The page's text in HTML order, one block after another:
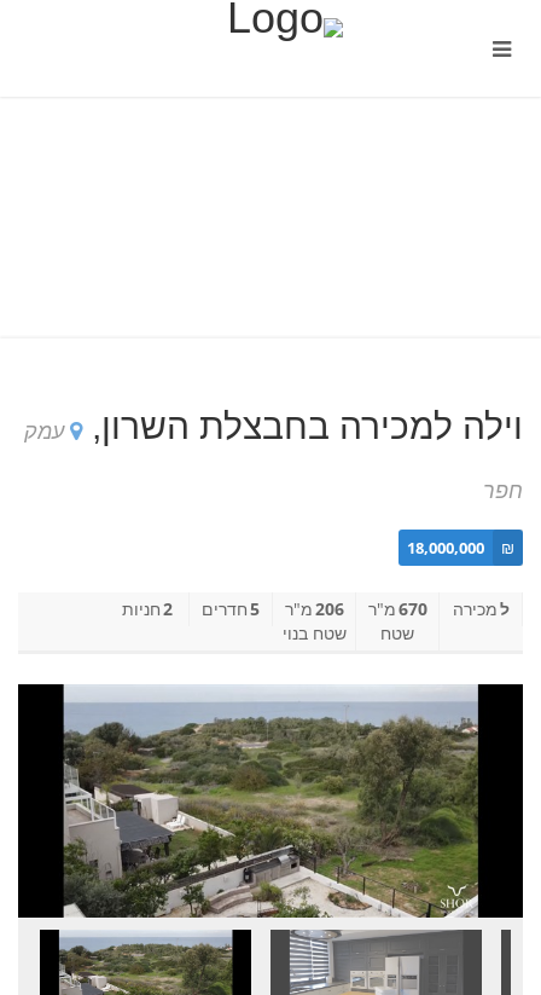
וילה למכירה בחבצלת השרון, עמק
חפר
₪
18,000,000
למכירה 670מ"ר
שטח
206מ"ר
שטח בנוי
5חדרים 2חניות